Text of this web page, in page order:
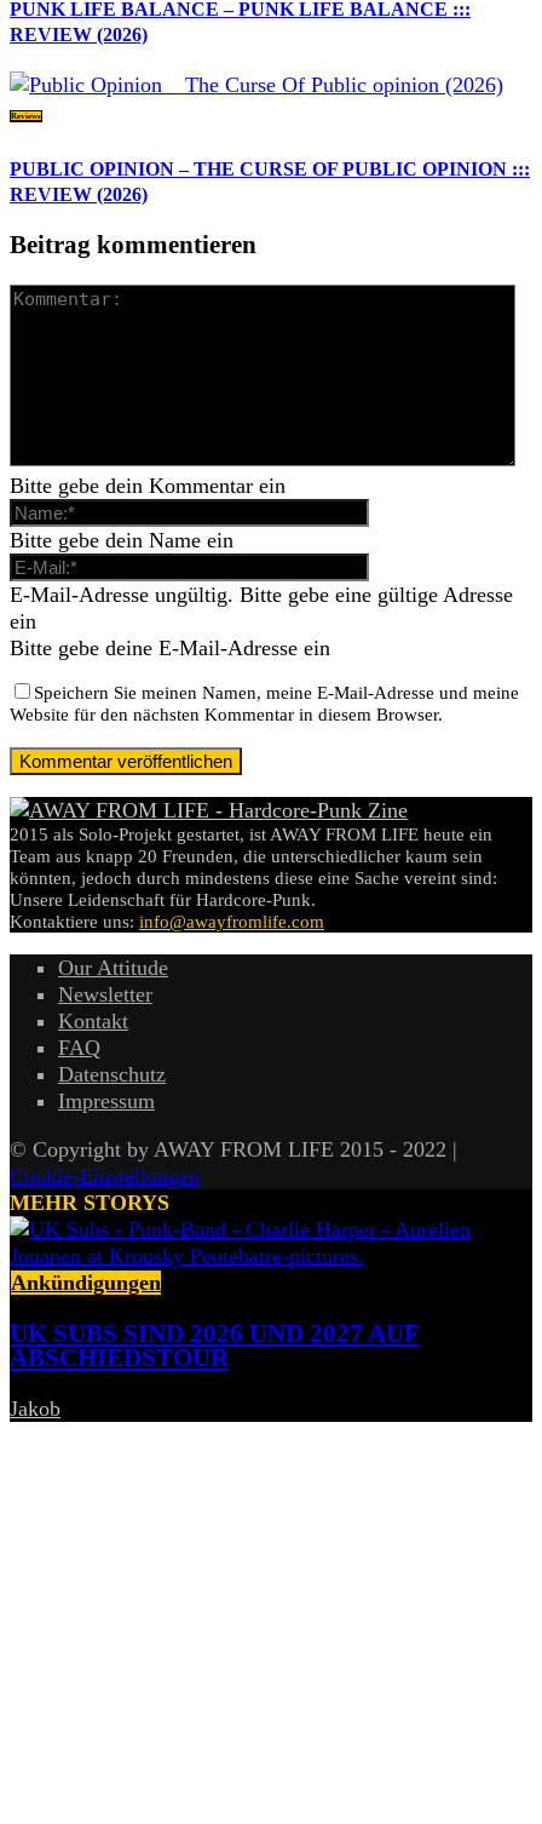
PUNK LIFE BALANCE – PUNK LIFE BALANCE :::
REVIEW (2026)
Reviews
PUBLIC OPINION – THE CURSE OF PUBLIC OPINION :::
REVIEW (2026)
Beitrag kommentieren
Bitte gebe dein Kommentar ein
Bitte gebe dein Name ein
E-Mail-Adresse ungültig. Bitte gebe eine gültige Adresse
ein
Bitte gebe deine E-Mail-Adresse ein
Speichern Sie meinen Namen, meine E-Mail-Adresse und meine
Website für den nächsten Kommentar in diesem Browser.
2015 als Solo-Projekt gestartet, ist AWAY FROM LIFE heute ein
Team aus knapp 20 Freunden, die unterschiedlicher kaum sein
könnten, jedoch durch mindestens diese eine Sache vereint sind:
Unsere Leidenschaft für Hardcore-Punk.
Kontaktiere uns: info@awayfromlife.com
Our Attitude
Newsletter
Kontakt
FAQ
Datenschutz
Impressum
© Copyright by AWAY FROM LIFE 2015 - 2022 |
Cookie-Einstellungen
MEHR STORYS
Ankündigungen
UK SUBS SIND 2026 UND 2027 AUF
ABSCHIEDSTOUR
Jakob